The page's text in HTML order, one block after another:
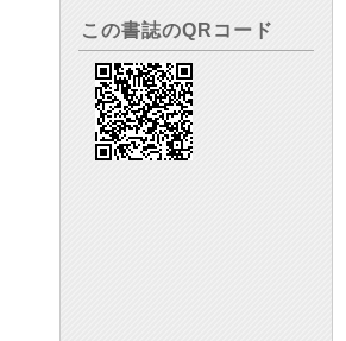
この書誌のQRコード